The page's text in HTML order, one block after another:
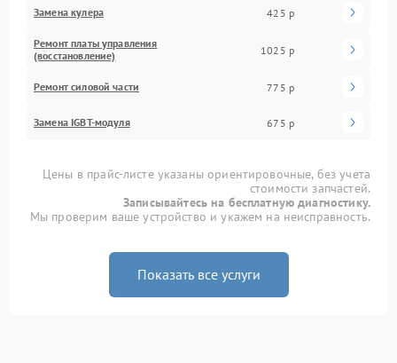
Замена кулера 425 р
Ремонт платы управления
(восстановление)
1025 р
Ремонт силовой части 775 р
Замена IGBT-модуля 675 р
Цены в прайс-листе указаны ориентировочные, без учета
стоимости запчастей.
Записывайтесь на бесплатную диагностику.
Мы проверим ваше устройство и укажем на неисправность.
Показать все услуги